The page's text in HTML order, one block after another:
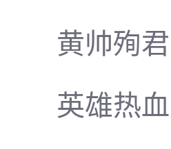
黄帅殉君
英雄热血